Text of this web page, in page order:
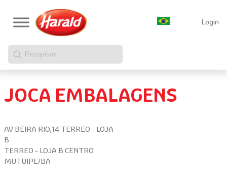
Login
Pesquisar
JOCA EMBALAGENS
AV BEIRA RIO,14 TERREO - LOJA
B
TERREO - LOJA B CENTRO
MUTUIPE/BA